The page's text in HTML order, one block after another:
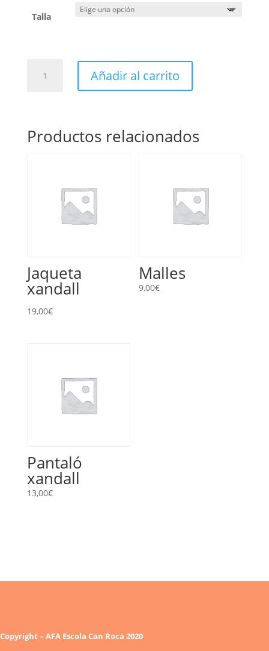
Talla
Añadir al carrito
Productos relacionados
Jaqueta
xandall
19,00€
Malles
9,00€
Pantaló
xandall
13,00€
Copyright – AFA Escola Can Roca 2020